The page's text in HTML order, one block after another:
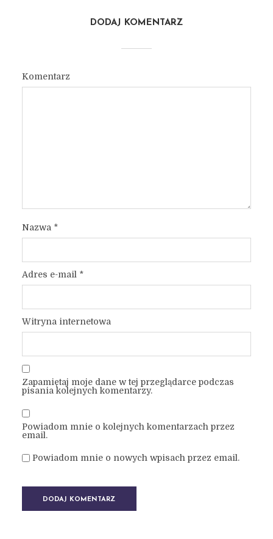
DODAJ KOMENTARZ
Komentarz
Nazwa *
Adres e-mail *
Witryna internetowa
Zapamiętaj moje dane w tej przeglądarce podczas
pisania kolejnych komentarzy.
Powiadom mnie o kolejnych komentarzach przez
email.
Powiadom mnie o nowych wpisach przez email.